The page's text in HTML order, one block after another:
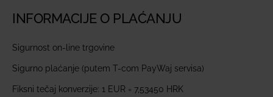
INFORMACIJE O PLAĆANJU
Sigurnost on-line trgovine
Sigurno plaćanje (putem T-com PayWaj servisa)
Fiksni tečaj konverzije: 1 EUR = 7,53450 HRK